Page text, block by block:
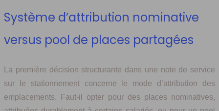
Système d’attribution nominative
versus pool de places partagées
La première décision structurante dans une note de service
sur le stationnement concerne le mode d’attribution des
emplacements. Faut-il opter pour des places nominatives,